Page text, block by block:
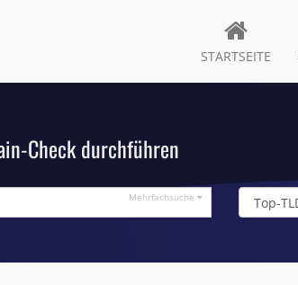
STARTSEITE
Check durchführen
Mehrfachsuche